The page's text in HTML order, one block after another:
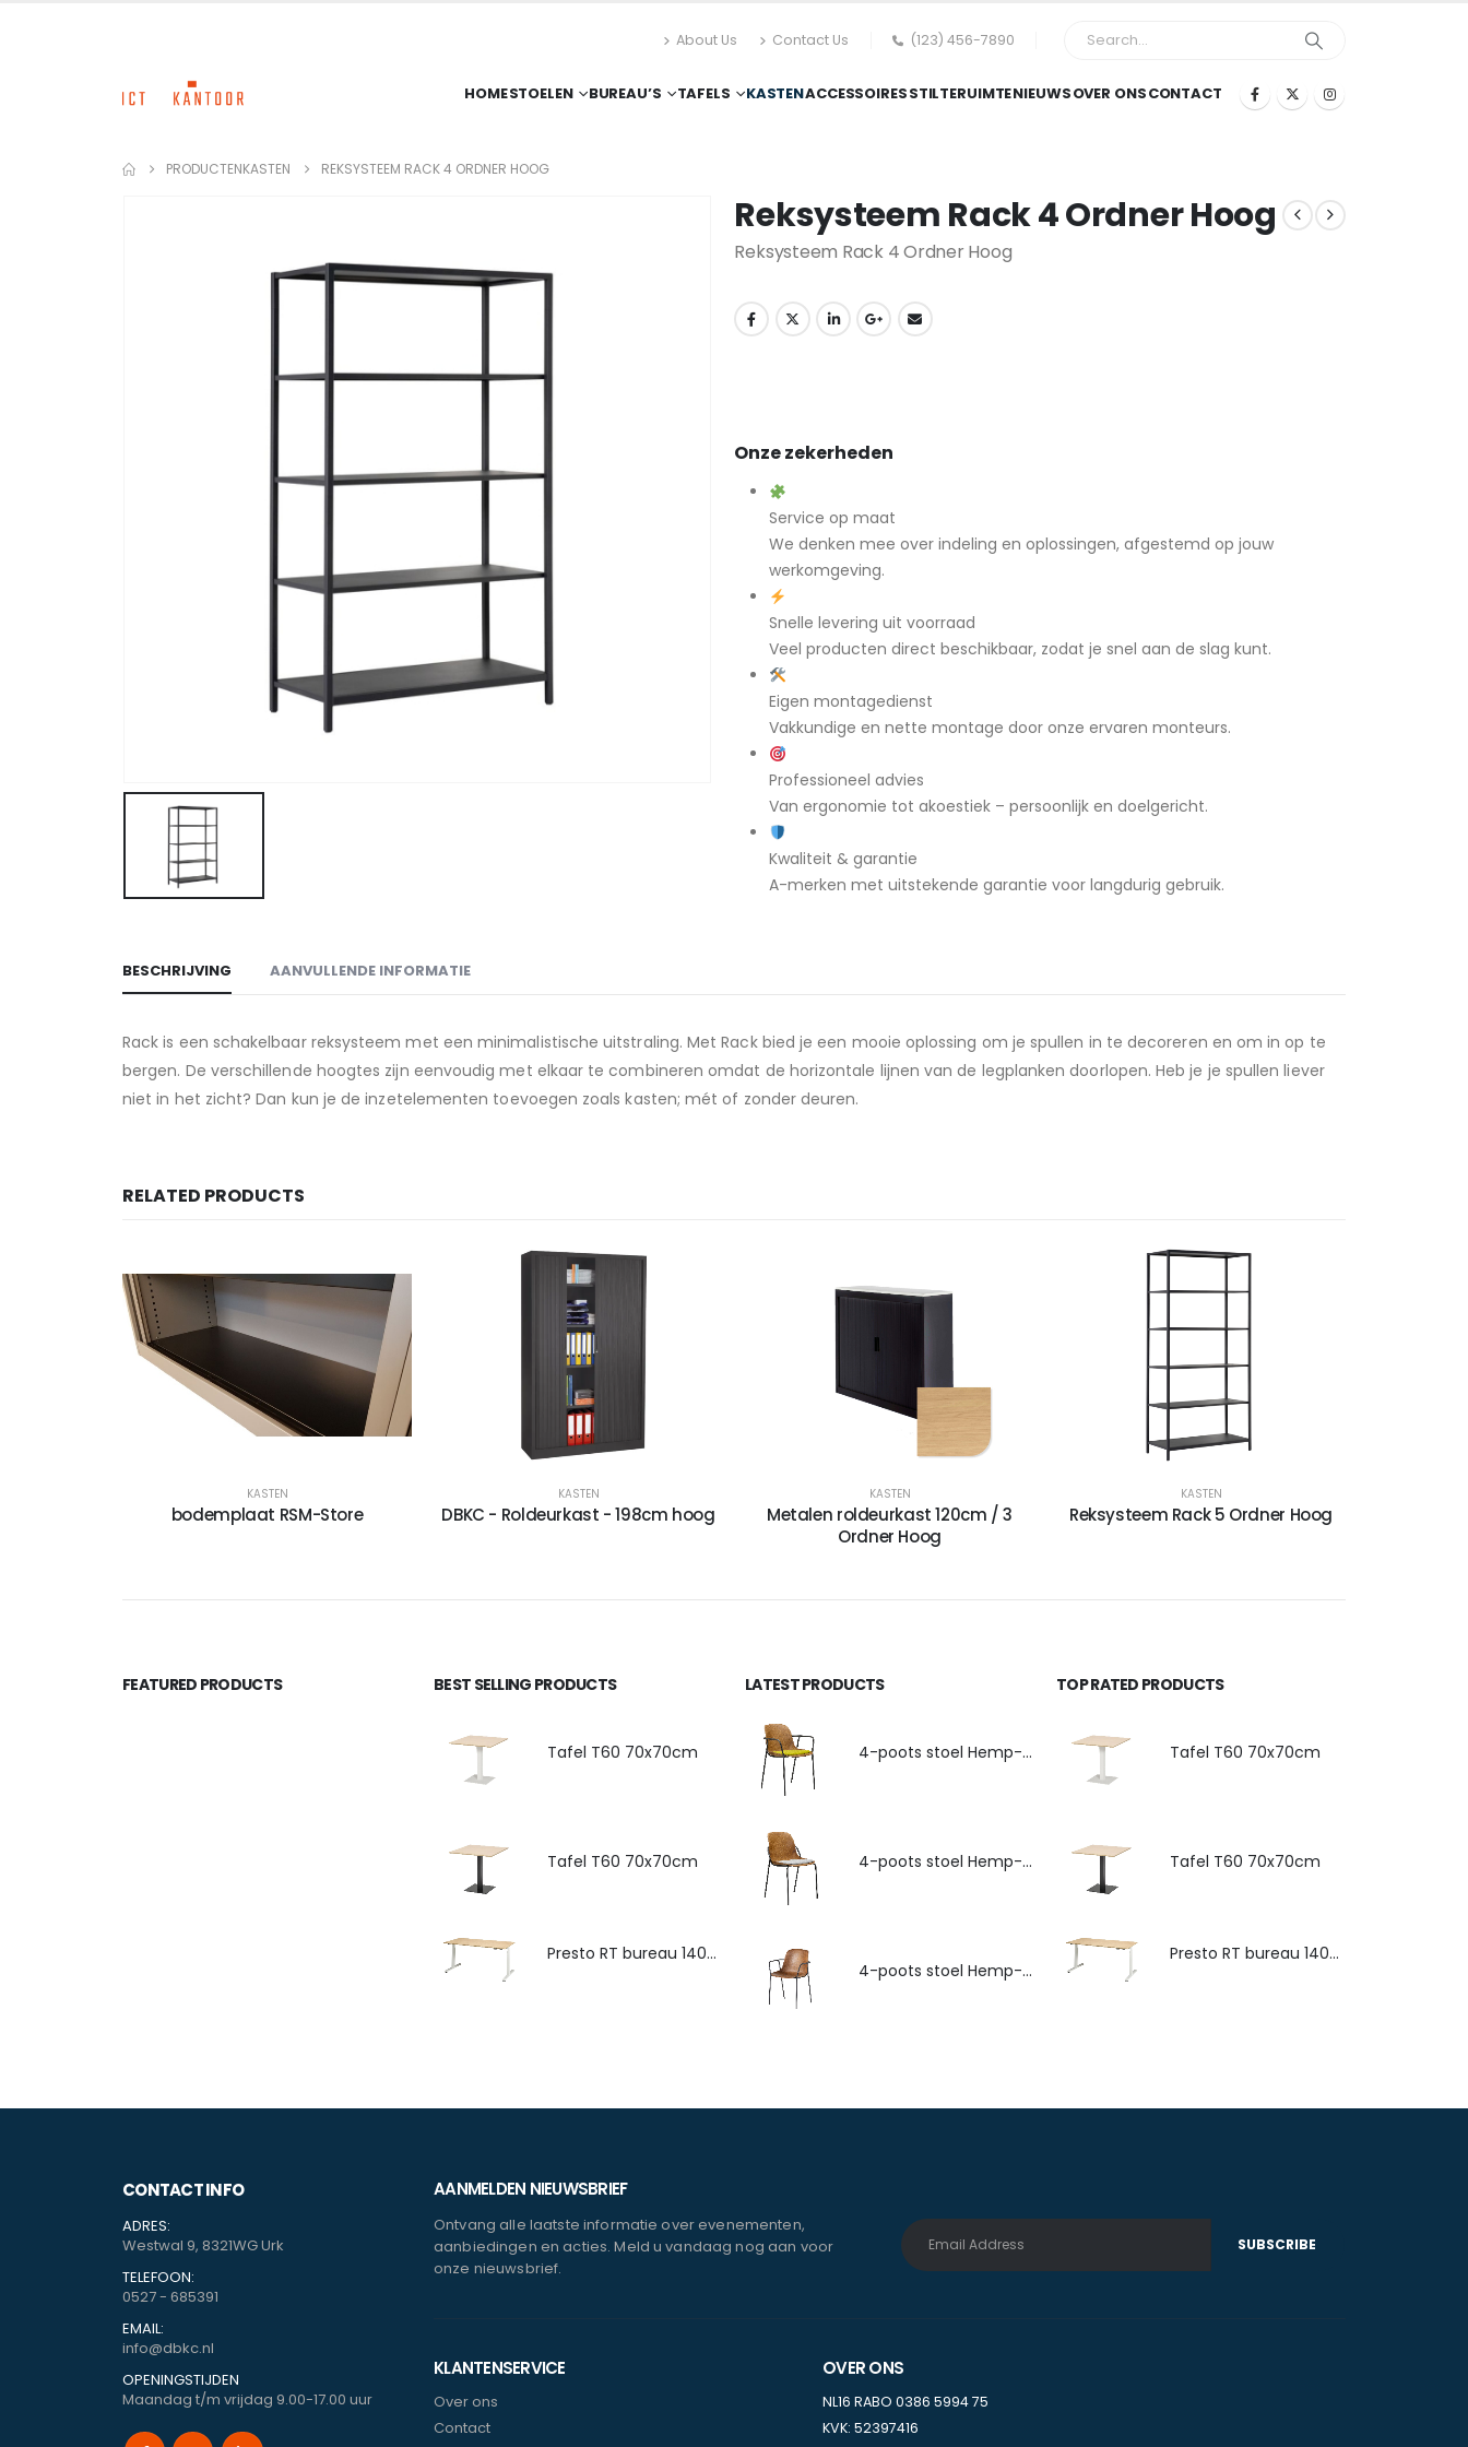
About Us Contact Us (123) 456-7890
HOMESTOELEN BUREAU’S TAFELS KASTENACCESSOIRESSTILTERUIMTENIEUWSOVER ONSCONTACT
PRODUCTENKASTEN REKSYSTEEM RACK 4 ORDNER HOOG
Reksysteem Rack 4 Ordner Hoog
Reksysteem Rack 4 Ordner Hoog
Onze zekerheden
Service op maat
We denken mee over indeling en oplossingen, afgestemd op jouw
werkomgeving.
Snelle levering uit voorraad
Veel producten direct beschikbaar, zodat je snel aan de slag kunt.
Eigen montagedienst
Vakkundige en nette montage door onze ervaren monteurs.
Professioneel advies
Van ergonomie tot akoestiek – persoonlijk en doelgericht.
Kwaliteit & garantie
A-merken met uitstekende garantie voor langdurig gebruik.
BESCHRIJVING AANVULLENDE INFORMATIE
Rack is een schakelbaar reksysteem met een minimalistische uitstraling. Met Rack bied je een mooie oplossing om je spullen in te decoreren en om in op te
bergen. De verschillende hoogtes zijn eenvoudig met elkaar te combineren omdat de horizontale lijnen van de legplanken doorlopen. Heb je je spullen liever
niet in het zicht? Dan kun je de inzetelementen toevoegen zoals kasten; mét of zonder deuren.
RELATED PRODUCTS
KASTEN
bodemplaat RSM-Store
KASTEN
DBKC - Roldeurkast - 198cm hoog
KASTEN
Metalen roldeurkast 120cm / 3
Ordner Hoog
KASTEN
Reksysteem Rack 5 Ordner Hoog
FEATURED PRODUCTS BEST SELLING PRODUCTS
Tafel T60 70x70cm
Tafel T60 70x70cm
Presto RT bureau 140x80cm
LATEST PRODUCTS
4-poots stoel Hemp-Fine met armlegger
4-poots stoel Hemp-Fine met zitkussen
4-poots stoel Hemp-Fine met armlegger
TOP RATED PRODUCTS
Tafel T60 70x70cm
Tafel T60 70x70cm
Presto RT bureau 140x80cm
CONTACT INFO
ADRES:
Westwal 9, 8321WG Urk
TELEFOON:
0527 - 685391
EMAIL:
info@dbkc.nl
OPENINGSTIJDEN
Maandag t/m vrijdag 9.00-17.00 uur
AANMELDEN NIEUWSBRIEF
Ontvang alle laatste informatie over evenementen,
aanbiedingen en acties. Meld u vandaag nog aan voor
onze nieuwsbrief.
KLANTENSERVICE
Over ons
Contact
OVER ONS
NL16 RABO 0386 5994 75
KVK: 52397416